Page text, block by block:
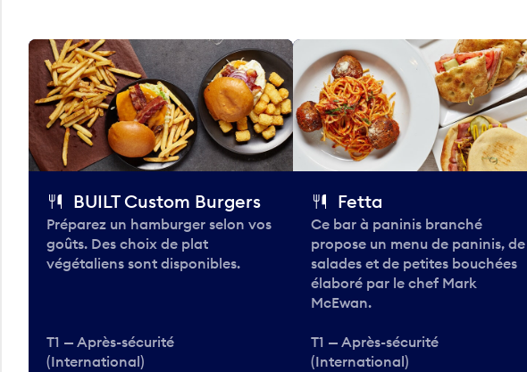
BUILT Custom Burgers
Préparez un hamburger selon vos
goûts. Des choix de plat
végétaliens sont disponibles.
T1 — Après-sécurité
(International)
Fetta
Ce bar à paninis branché
propose un menu de paninis, de
salades et de petites bouchées
élaboré par le chef Mark
McEwan.
T1 — Après-sécurité
(International)